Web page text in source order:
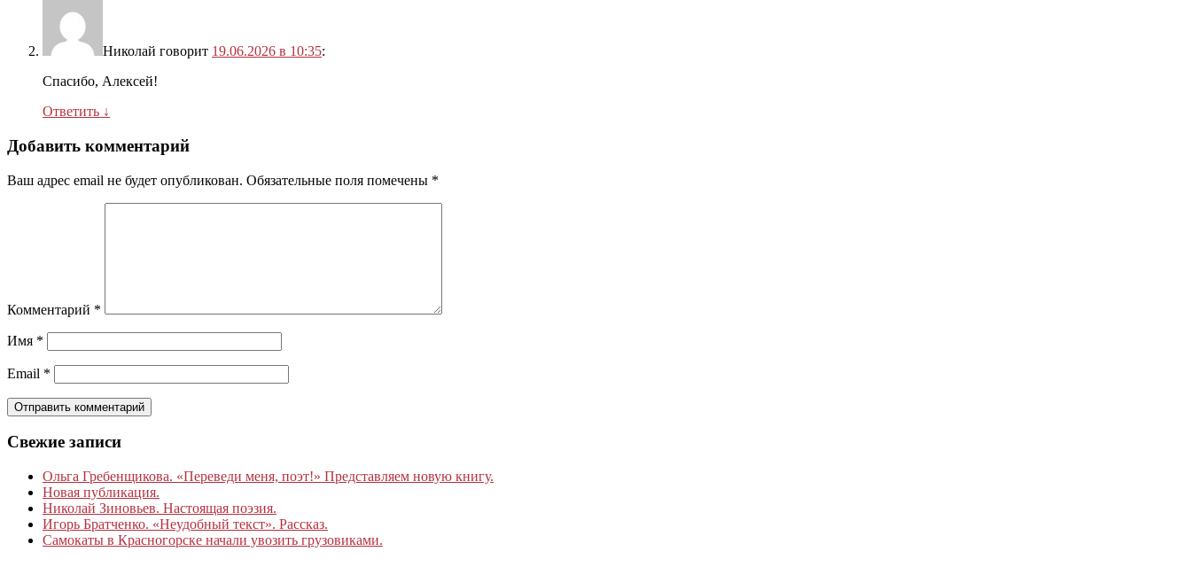
Николай говорит 19.06.2026 в 10:35:
Спасибо, Алексей!
Ответить ↓
Добавить комментарий
Ваш адрес email не будет опубликован. Обязательные поля помечены *
Комментарий *
Имя *
Email *
Свежие записи
Ольга Гребенщикова. «Переведи меня, поэт!» Представляем новую книгу.
Новая публикация.
Николай Зиновьев. Настоящая поэзия.
Игорь Братченко. «Неудобный текст». Рассказ.
Самокаты в Красногорске начали увозить грузовиками.